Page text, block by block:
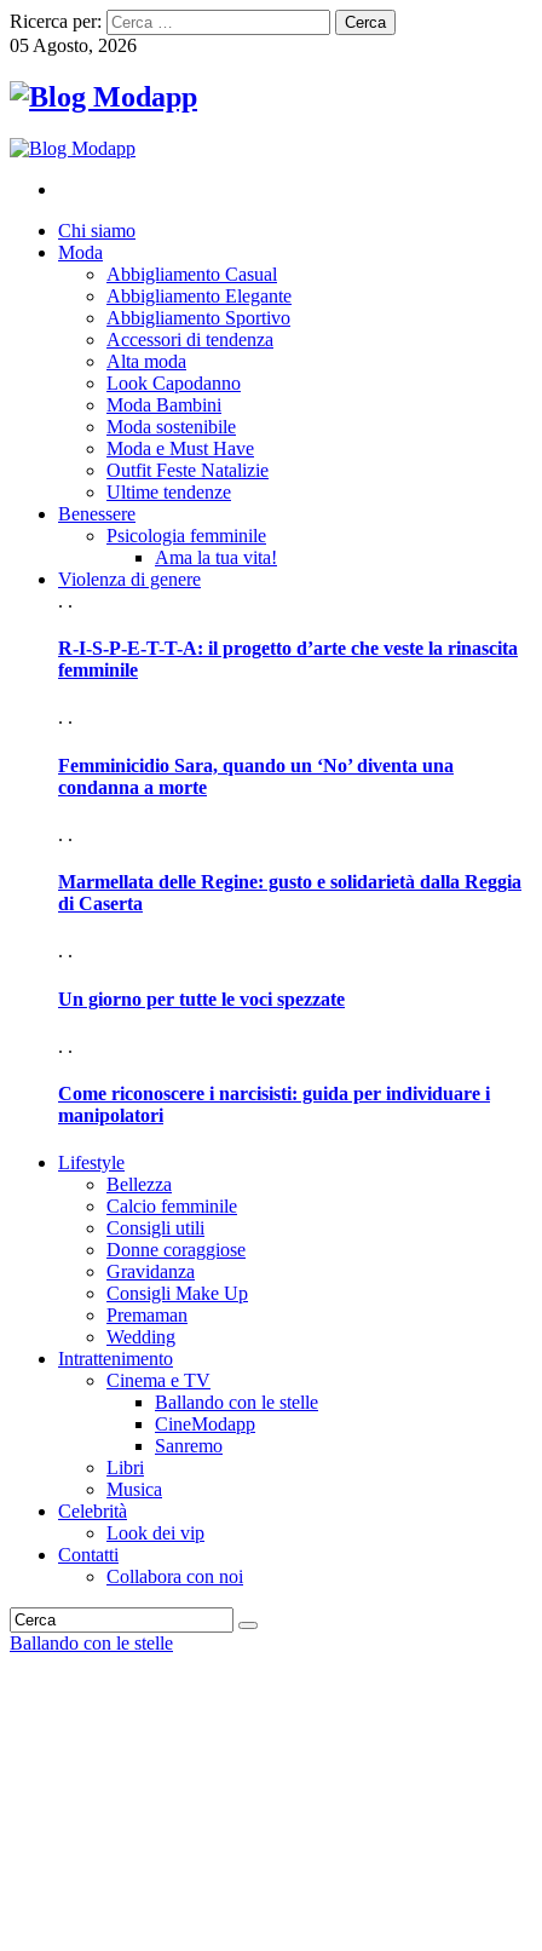
Ricerca per:
05 Agosto, 2026
Chi siamo
Moda
Abbigliamento Casual
Abbigliamento Elegante
Abbigliamento Sportivo
Accessori di tendenza
Alta moda
Look Capodanno
Moda Bambini
Moda sostenibile
Moda e Must Have
Outfit Feste Natalizie
Ultime tendenze
Benessere
Psicologia femminile
Ama la tua vita!
Violenza di genere
. .
R-I-S-P-E-T-T-A: il progetto d’arte che veste la rinascita
femminile
. .
Femminicidio Sara, quando un ‘No’ diventa una
condanna a morte
. .
Marmellata delle Regine: gusto e solidarietà dalla Reggia
di Caserta
. .
Un giorno per tutte le voci spezzate
. .
Come riconoscere i narcisisti: guida per individuare i
manipolatori
Lifestyle
Bellezza
Calcio femminile
Consigli utili
Donne coraggiose
Gravidanza
Consigli Make Up
Premaman
Wedding
Intrattenimento
Cinema e TV
Ballando con le stelle
CineModapp
Sanremo
Libri
Musica
Celebrità
Look dei vip
Contatti
Collabora con noi
Ballando con le stelle